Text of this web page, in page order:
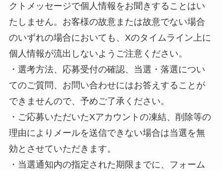
クトメッセージで個人情報をお聞きすることはい
たしません。お客様の故意または故意でない場合
のいずれの場合においても、Xのタイムライン上に
個人情報が流出しないようご注意ください。
・選考方法、応募受付の確認、当選・落選につい
てのご質問、お問い合わせにはお答えすることが
できませんので、予めご了承ください。
・ご応募いただいたXアカウントの凍結、削除等の
理由によりメールを送信できない場合は当選を無
効とさせていただきます。
・当選通知内の指定された期限までに、フォーム